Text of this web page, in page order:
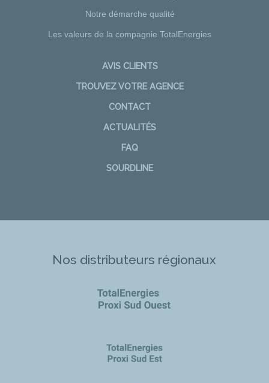
Notre démarche qualité
Les valeurs de la compagnie TotalEnergies
AVIS CLIENTS
TROUVEZ VOTRE AGENCE
CONTACT
ACTUALITÉS
FAQ
SOURDLINE
Nos distributeurs régionaux